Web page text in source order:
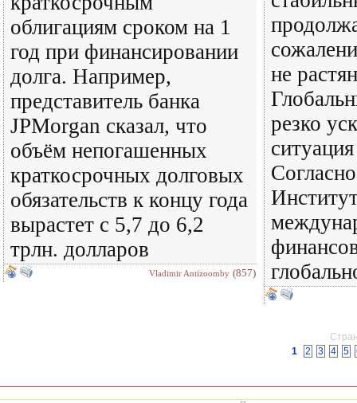
облигациям сроком на 1
год при финансировании
долга. Например,
представитель банка
JPMorgan сказал, что
объём непогашенных
краткосрочных долговых
обязательств к концу года
вырастет с 5,7 до 6,2
трлн. долларов
Vladimir Antizoomby (857)
не
резко
1
2 3 4 5